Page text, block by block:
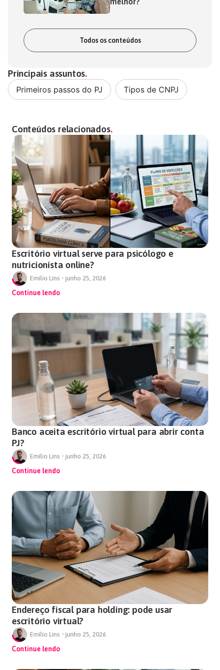
Todos os conteúdos
Principais assuntos
Primeiros passos do PJ Tipos de CNPJ
Conteúdos relacionados
Escritório virtual serve para psicólogo e
nutricionista online?
Emílio Lins • junho 25, 2026
Continue lendo
Banco aceita escritório virtual para abrir conta
PJ?
Emílio Lins • junho 25, 2026
Continue lendo
Endereço fiscal para holding: pode usar
escritório virtual?
Emílio Lins • junho 25, 2026
Continue lendo